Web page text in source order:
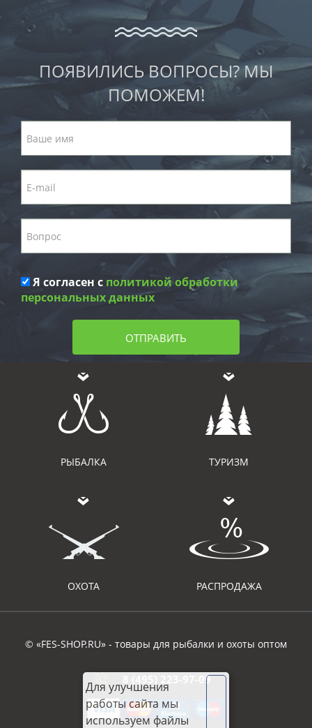
ПОЯВИЛИСЬ ВОПРОСЫ? МЫ
ПОМОЖЕМ!
Я согласен с политикой обработки
персональных данных
ОТПРАВИТЬ
РЫБАЛКА ТУРИЗМ
ОХОТА РАСПРОДАЖА
© «FES-SHOP.RU» - товары для рыбалки и охоты оптом
8 (495) 223-97-09
Для улучшения
работы сайта мы
используем файлы